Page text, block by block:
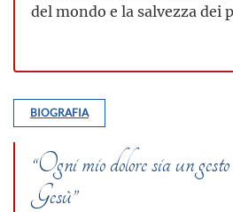
del mondo e la salvezza dei
BIOGRAFIA
“Ogni mio dolore sia un
Gesù”